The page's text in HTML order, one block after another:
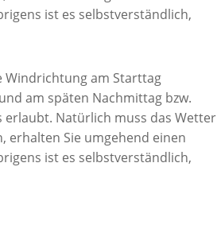
ist es selbstverständlich,
Windrichtung am Starttag
am späten Nachmittag bzw.
Natürlich muss das Wetter
erhalten Sie umgehend einen
ist es selbstverständlich,